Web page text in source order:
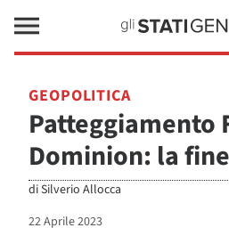
GEOPOLITICA
Patteggiamento
Dominion: la
diSilverio Allocca
22 Aprile 2023